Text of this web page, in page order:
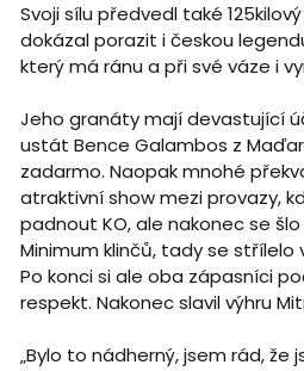
Svoji sílu předvedl také
dokázal porazit i českou
který má ránu a při své váze i
Jeho granáty mají devastující
ustát Bence Galambos z
zadarmo. Naopak mnohé
atraktivní show mezi provazy,
padnout KO, ale nakonec se
Minimum klinčů, tady se střílelo
Po konci si ale oba zápasníci
respekt. Nakonec slavil výhru
„Bylo to nádherný, jsem rád,